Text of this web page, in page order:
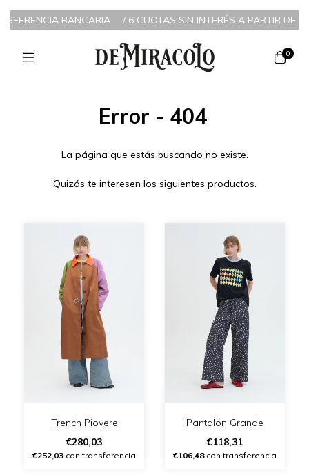
BANCARIA 6 CUOTAS SIN INTERÉS A PARTIR DE
0
Error - 404
La página que estás buscando no existe.
Quizás te interesen los siguientes productos.
Trench Piovere
€280,03
€252,03 con transferencia
Pantalón Grande
€118,31
€106,48con transferencia